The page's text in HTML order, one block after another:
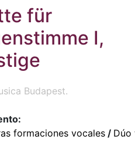
für
I,
Budapest.
formaciones vocales/ Dúo